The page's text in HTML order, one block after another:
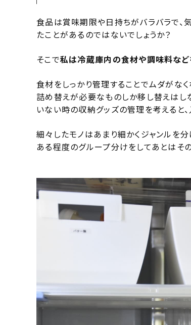
食品は賞味期限や日持ちがバラバラで
たことがあるのではないでしょうか？
そこで私は冷蔵庫内の食材や調味料など
食材をしっかり管理することでムダがな
詰め替えが必要なものしか移し替えはし
いない時の収納グッズの管理を考えると
細々したモノはあまり細かくジャンルを
ある程度のグループ分けをしてあとはそ